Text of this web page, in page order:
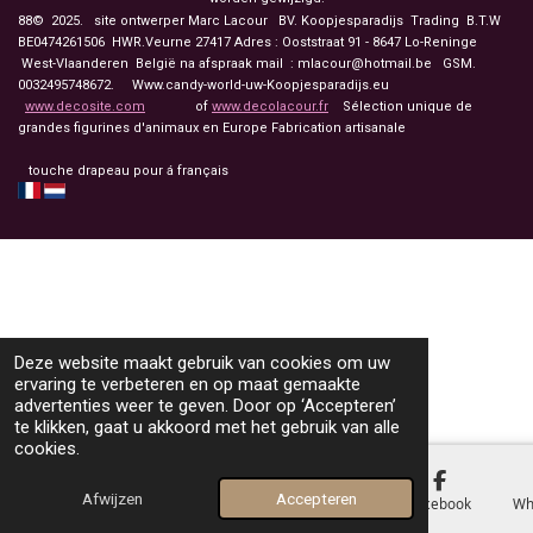
Deze website maakt gebruik van cookies om uw
ervaring te verbeteren en op maat gemaakte
advertenties weer te geven. Door op ‘Accepteren’
te klikken, gaat u akkoord met het gebruik van alle
cookies.
Afwijzen Accepteren
88© 2025. site ontwerper Marc Lacour BV. Koopjesparadijs Trading
B.T.W
BE0474261506 HWR.Veurne 27417 Adres : Ooststraat 91 - 8647 Lo-Reninge
West-Vlaanderen België na afspraak mail : mlacour@hotmail.be GSM.
0032495748672. Www.candy-world-uw-Koopjesparadijs.eu
www.decosite.com of www.decolacour.fr Sélection unique de
grandes figurines d'animaux en Europe Fabrication artisanale
touche drapeau pour á français
E-mailadres Kaart Facebook